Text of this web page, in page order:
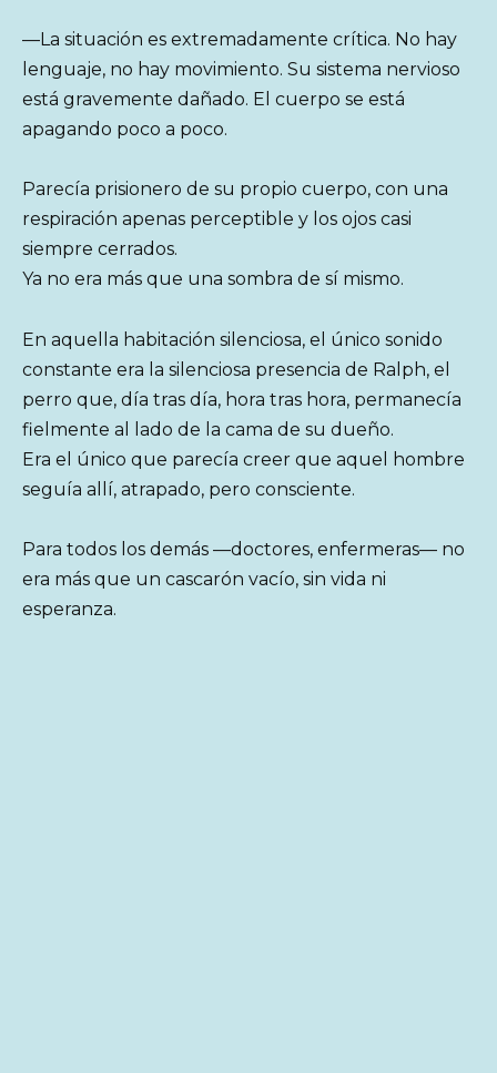
—La situación es extremadamente crítica. No hay
lenguaje, no hay movimiento. Su sistema nervioso
está gravemente dañado. El cuerpo se está
apagando poco a poco.
Parecía prisionero de su propio cuerpo, con una
respiración apenas perceptible y los ojos casi
siempre cerrados.
Ya no era más que una sombra de sí mismo.
En aquella habitación silenciosa, el único sonido
constante era la silenciosa presencia de Ralph, el
perro que, día tras día, hora tras hora, permanecía
fielmente al lado de la cama de su dueño.
Era el único que parecía creer que aquel hombre
seguía allí, atrapado, pero consciente.
Para todos los demás —doctores, enfermeras— no
era más que un cascarón vacío, sin vida ni
esperanza.